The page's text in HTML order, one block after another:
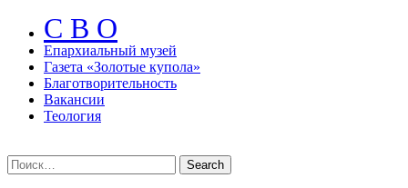
С В О
Епархиальный музeй
Газета «Золотые купола»
Благотворительность
Вакансии
Теология